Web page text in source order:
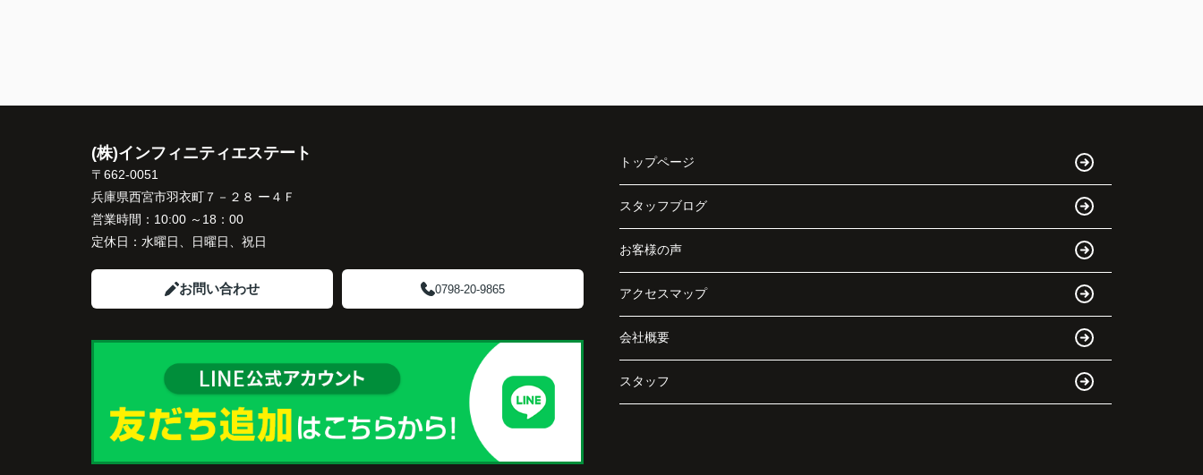
(株)インフィニティエステート
〒662-0051
兵庫県西宮市羽衣町７－２８ ー４Ｆ
営業時間： 10:00 ～18：00
定休日： 水曜日、日曜日、祝日
お問い合わせ 0798-20-9865
トップページ
スタッフブログ
お客様の声
アクセスマップ
会社概要
スタッフ